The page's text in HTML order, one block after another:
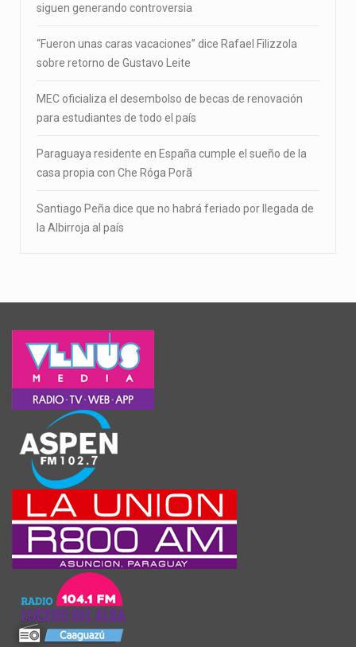
siguen generando controversia
“Fueron unas caras vacaciones” dice Rafael Filizzola
sobre retorno de Gustavo Leite
MEC oficializa el desembolso de becas de renovación
para estudiantes de todo el país
Paraguaya residente en España cumple el sueño de la
casa propia con Che Róga Porã
Santiago Peña dice que no habrá feriado por llegada de
la Albirroja al país